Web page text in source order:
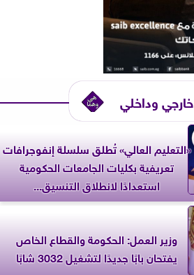
خارجي وداخلي
«التعليم العالي» تُطلق سلسلة إنفوجرافات
تعريفية بكليات الجامعات الحكومية
استعدادًا لانطلاق التنسيق...
وزير العمل: الحكومة والقطاع الخاص
يفتحان بابًا جديدًا لتشغيل 3032 شابًا